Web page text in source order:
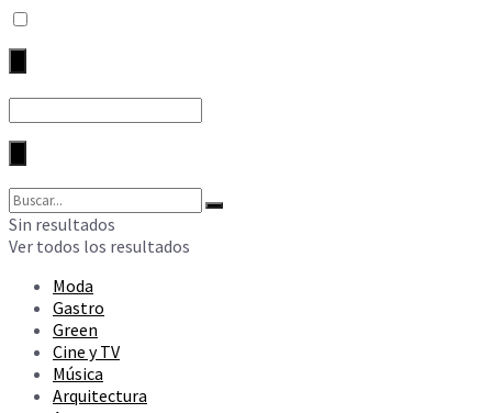
Sin resultados
Ver todos los resultados
Moda
Gastro
Green
Cine y TV
Música
Arquitectura